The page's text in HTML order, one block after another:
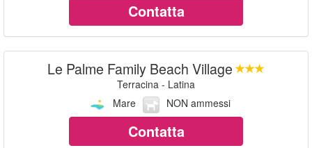
Contatta
Le Palme Family Beach Village
Terracina - Latina
Mare
NON ammessi
Contatta